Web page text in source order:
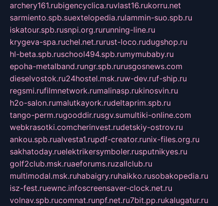
archery161.rubigencyclica.ruvlast16.rukorru.net
sarmiento.spb.suextelopedia.rulammin-suo.spb.ru
iskatour.spb.rusnpi.org.rurunning-line.ru
krygeva-spa.ruchel.net.rurust-loco.rudugshop.ru
hl-beta.spb.ruschool494.spb.rumymubaby.ru
epoha-metalband.rungr.spb.rurusgosnews.com
dieselvostok.ru24hostel.msk.ruw-dev.ruf-ship.ru
regsmi.rufilmnetwork.rumalinasp.rukinosvin.ru
h2o-salon.rumalutkayork.rudeltaprim.spb.ru
tango-perm.rugooddir.rusgv.sumultiki-online.com
webkrasotki.comcherinvest.rudetskiy-ostrov.ru
ankou.spb.rualvesta1.rupdf-creator.runix-files.org.ru
sakhatoday.ruelektrikersymboler.rusputnikyes.ru
golf2club.msk.ruaeforums.ruzallclub.ru
multimodal.msk.ruhabaigry.ruhaikko.rusobakopedia.ru
isz-fest.ruewnc.infoscreensaver-clock.net.ru
volnav.spb.rucomnat.runpf.net.ru7bit.pp.rukalugatur.ru